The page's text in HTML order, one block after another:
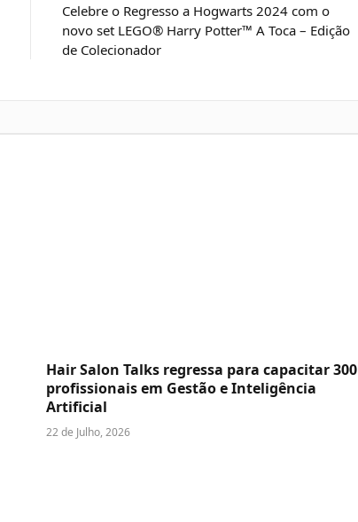
Celebre o Regresso a Hogwarts 2024 com o
novo set LEGO® Harry Potter™ A Toca – Edição
de Colecionador
Hair Salon Talks regressa para capacitar 300
profissionais em Gestão e Inteligência
Artificial
22 de Julho, 2026